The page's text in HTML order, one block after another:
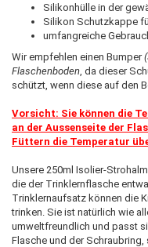
Silikonhülle in der
Silikon Schutzkappe
umfangreiche
Wir empfehlen einen Bumper
Flaschenboden , da dieser
schützt, wenn diese auf den
Vorsicht: Sie können die
an der Aussenseite der
Füttern die Temperatur
Unsere 250ml Isolier-
die der Trinklernflasche
Trinklernaufsatz können die
trinken. Sie ist natürlich wie
umweltfreundlich und passt
Flasche und der Schraubring,